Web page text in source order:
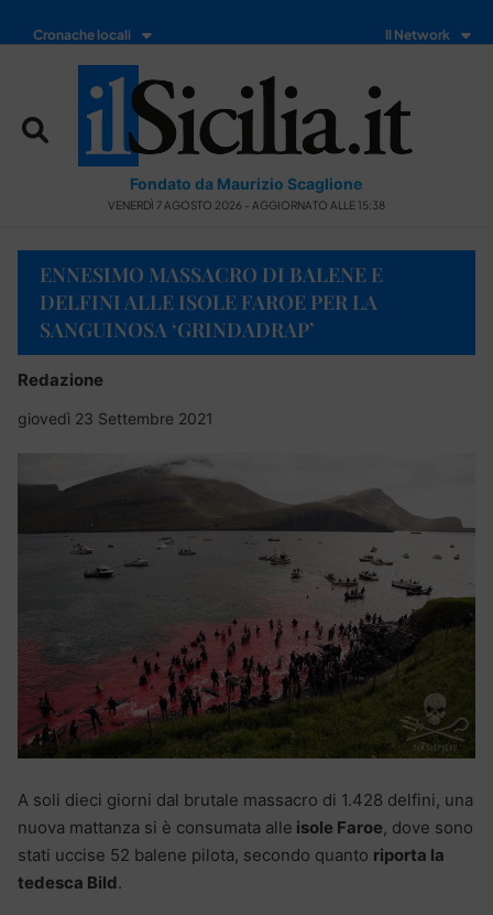
Cronache locali Il Network
Fondato da Maurizio Scaglione
VENERDÌ 7 AGOSTO 2026 - AGGIORNATO ALLE 15:38
ENNESIMO MASSACRO DI BALENE E
DELFINI ALLE ISOLE FAROE PER LA
SANGUINOSA ‘GRINDADRAP’
Redazione
giovedì 23 Settembre 2021
A soli dieci giorni dal brutale massacro di 1.428 delfini, una
nuova mattanza si è consumata alle isole Faroe, dove sono
stati uccise 52 balene pilota, secondo quanto riporta la
tedesca Bild.